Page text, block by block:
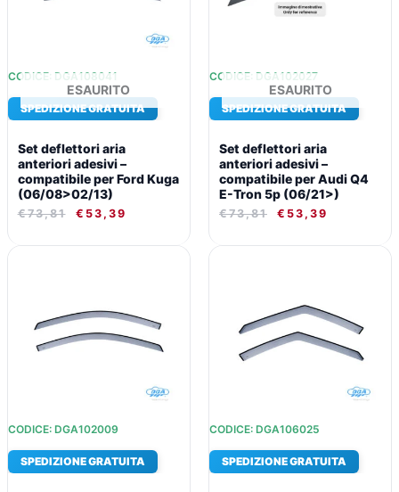
ESAURITO
CODICE: DGA108041
SPEDIZIONE GRATUITA
Set deflettori aria
anteriori adesivi –
compatibile per Ford Kuga
(06/08>02/13)
€73,81 € 53,39
ESAURITO
CODICE: DGA102027
SPEDIZIONE GRATUITA
Set deflettori aria
anteriori adesivi –
compatibile per Audi Q4
E-Tron 5p (06/21>)
€73,81 € 53,39
CODICE: DGA102009
SPEDIZIONE GRATUITA
€73,81.
CODICE: DGA106025
SPEDIZIONE GRATUITA
€73,81.€53,39.